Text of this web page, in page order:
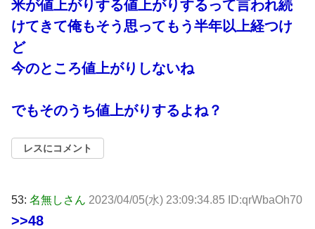
米が値上がりする値上がりするって言われ続
けてきて俺もそう思ってもう半年以上経つけ
ど
今のところ値上がりしないね
でもそのうち値上がりするよね？
レスにコメント
53: 名無しさん 2023/04/05(水) 23:09:34.85 ID:qrWbaOh70
>>48